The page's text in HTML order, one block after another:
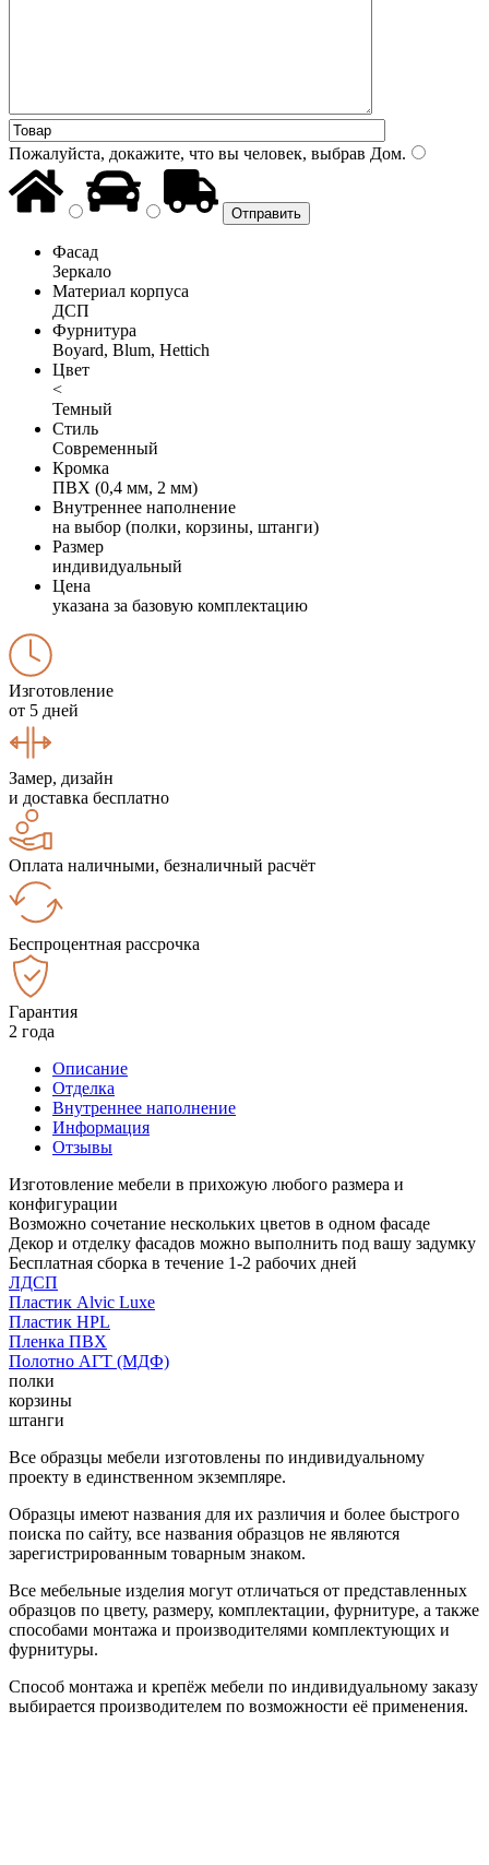
Пожалуйста, докажите, что вы человек, выбрав Дом.
Фасад
Зеркало
Материал корпуса
ДСП
Фурнитура
Boyard, Blum, Hettich
Цвет
<
Темный
Стиль
Современный
Кромка
ПВХ (0,4 мм, 2 мм)
Внутреннее наполнение
на выбор (полки, корзины, штанги)
Размер
индивидуальный
Цена
указана за базовую комплектацию
Изготовление
от 5 дней
Замер, дизайн
и доставка бесплатно
Оплата наличными, безналичный расчёт
Беспроцентная рассрочка
Гарантия
2 года
Описание
Отделка
Внутреннее наполнение
Информация
Отзывы
Изготовление мебели в прихожую любого размера и
конфигурации
Возможно сочетание нескольких цветов в одном фасаде
Декор и отделку фасадов можно выполнить под вашу задумку
Бесплатная сборка в течение 1-2 рабочих дней
ЛДСП
Пластик Alvic Luxe
Пластик HPL
Пленка ПВХ
Полотно АГТ (МДФ)
полки
корзины
штанги
Все образцы мебели изготовлены по индивидуальному
проекту в единственном экземпляре.
Образцы имеют названия для их различия и более быстрого
поиска по сайту, все названия образцов не являются
зарегистрированным товарным знаком.
Все мебельные изделия могут отличаться от представленных
образцов по цвету, размеру, комплектации, фурнитуре, а также
способами монтажа и производителями комплектующих и
фурнитуры.
Способ монтажа и крепёж мебели по индивидуальному заказу
выбирается производителем по возможности её применения.